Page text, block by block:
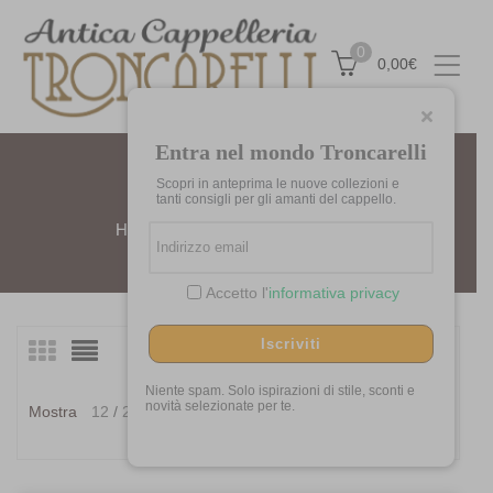
Entra nel mondo Troncarelli
Scopri in anteprima le nuove collezioni e
tanti consigli per gli amanti del cappello.
Accetto l'informativa privacy
Iscriviti
Niente spam. Solo ispirazioni di stile, sconti e
novità selezionate per te.
0
0,00€
PONCHO
Home
Visualizzazione di 3 risultati
Mostra 12 24 36
Ordina in base al più